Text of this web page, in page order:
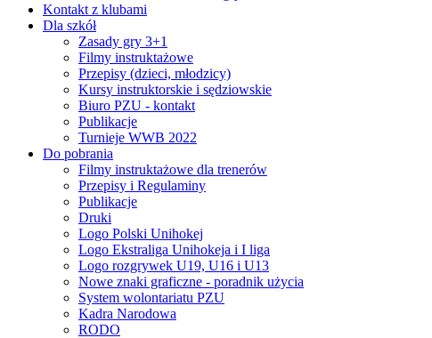
Kontakt z klubami
Dla szkół
Zasady gry 3+1
Filmy instruktażowe
Przepisy (dzieci, młodzicy)
Kursy instruktorskie i sędziowskie
Biuro PZU - kontakt
Publikacje
Turnieje WWB 2022
Do pobrania
Filmy instruktażowe dla trenerów
Przepisy i Regulaminy
Publikacje
Druki
Logo Polski Unihokej
Logo Ekstraliga Unihokeja i I liga
Logo rozgrywek U19, U16 i U13
Nowe znaki graficzne - poradnik użycia
System wolontariatu PZU
Kadra Narodowa
RODO